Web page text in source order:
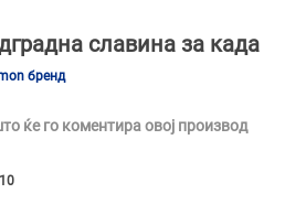
славина за када
бренд
ќе го коментира овој производ